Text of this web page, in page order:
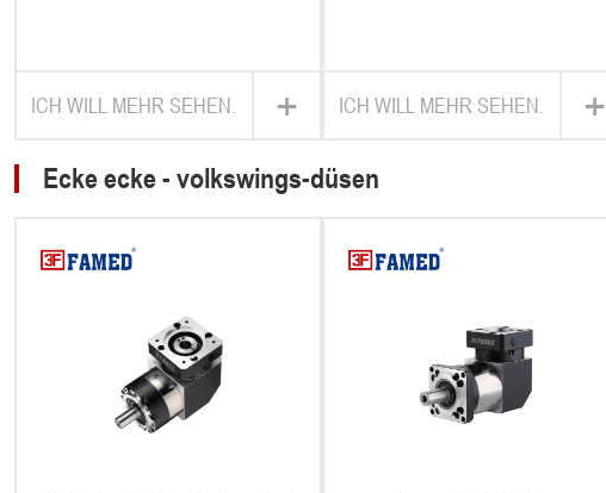
+
ICH WILL MEHR SEHEN. +
ICH WILL MEHR SEHEN.
Ecke ecke - volkswings-düsen